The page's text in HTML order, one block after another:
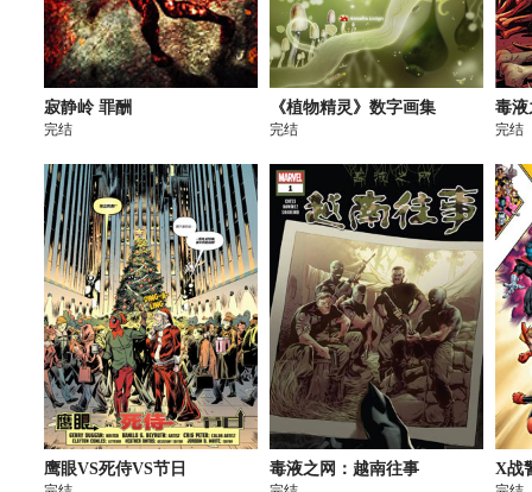
寂静岭 罪酬
完结
《植物精灵》数字画集
完结
毒液
完结
鹰眼VS死侍VS节日 毒液之网：越南往事 X战